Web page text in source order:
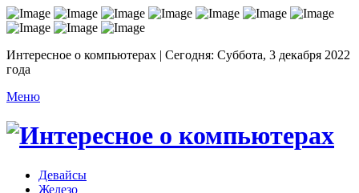
Интересное о компьютерах | Сегодня: Суббота, 3 декабря 2022
года
Меню
Девайсы
Железо